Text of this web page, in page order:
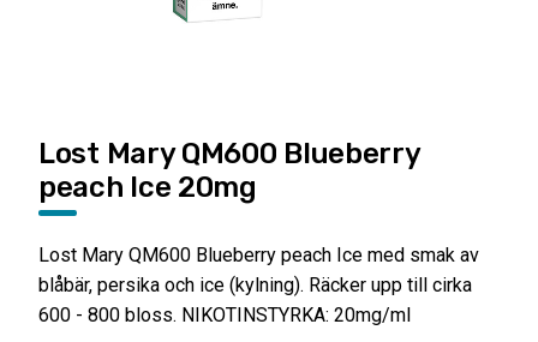
Lost Mary QM600 Blueberry
peach Ice 20mg
Lost Mary QM600 Blueberry peach Ice med smak av
blåbär, persika och ice (kylning). Räcker upp till cirka
600 - 800 bloss. NIKOTINSTYRKA: 20mg/ml